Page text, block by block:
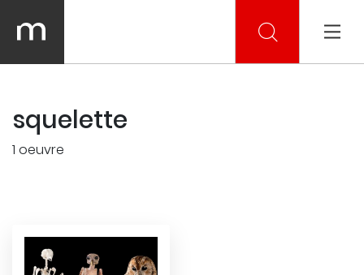
squelette
1 oeuvre